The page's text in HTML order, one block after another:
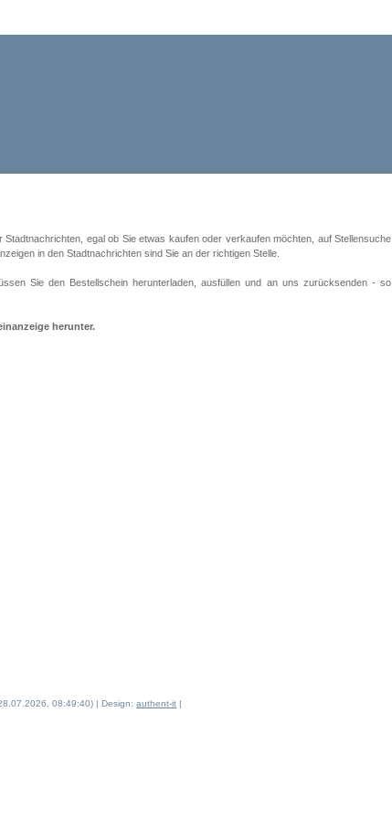
egal ob Sie etwas kaufen oder verkaufen möchten, auf Stellensuche
in den Stadtnachrichten sind Sie an der richtigen Stelle.
Sie den Bestellschein herunterladen, ausfüllen und an uns zurücksenden - so
herunter.
08:49:40) | Design: authent-it |